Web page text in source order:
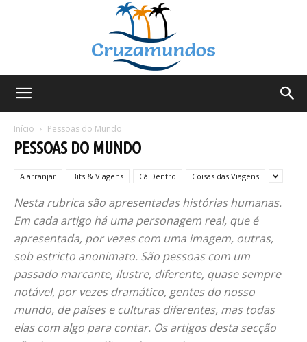
Início Pessoas do Mundo
PESSOAS DO MUNDO
A arranjar Bits & Viagens Cá Dentro Coisas das Viagens
Nesta rubrica são apresentadas histórias humanas.
Em cada artigo há uma personagem real, que é
apresentada, por vezes com uma imagem, outras,
sob estricto anonimato. São pessoas com um
passado marcante, ilustre, diferente, quase sempre
notável, por vezes dramático, gentes do nosso
mundo, de países e culturas diferentes, mas todas
elas com algo para contar. Os artigos desta secção